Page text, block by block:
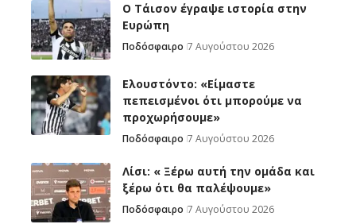
Ο Τάισον έγραψε ιστορία στην
Ευρώπη
Ποδόσφαιρο 7 Αυγούστου 2026
Ελουστόντο: «Είμαστε
πεπεισμένοι ότι μπορούμε να
προχωρήσουμε»
Ποδόσφαιρο 7 Αυγούστου 2026
Λίσι: « Ξέρω αυτή την ομάδα και
ξέρω ότι θα παλέψουμε»
Ποδόσφαιρο 7 Αυγούστου 2026